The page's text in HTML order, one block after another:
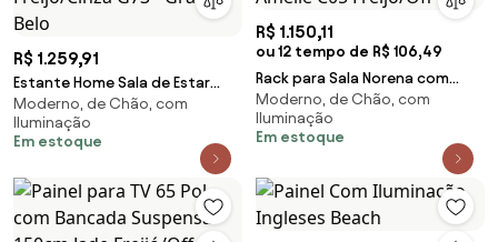
R$ 1.259,91
Estante Home Sala de Estar
200cm Navagio Led
Freijó/Cinza G73 - Gran Belo
Moderno, de Chão, com
Iluminação
Em estoque
R$ 1.150,11
ou 12 tempo de R$ 106,49
Rack para Sala Norena com
Painel para TV 70 Pol. Amélie
C05 Freijó/Off
Moderno, de Chão, com
Iluminação
Em estoque